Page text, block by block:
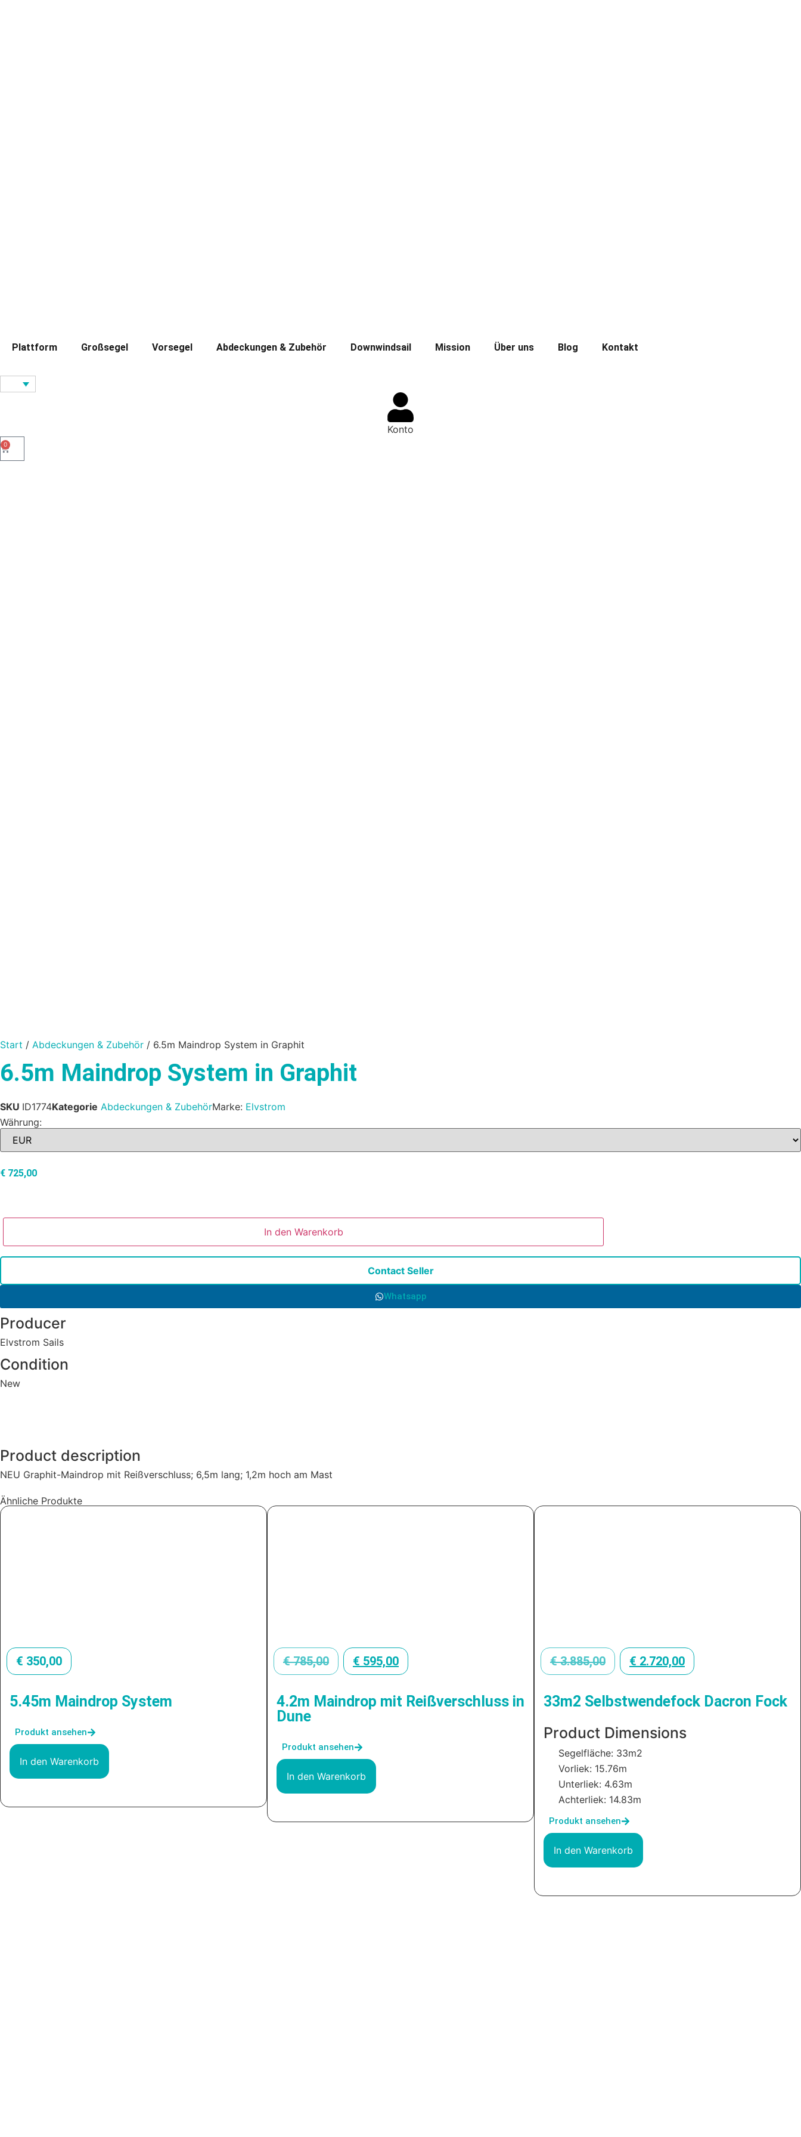
Plattform Großsegel Vorsegel Abdeckungen & Zubehör Downwindsail Mission Über uns Blog Kontakt
Konto
0
Start / Abdeckungen & Zubehör / 6.5m Maindrop System in Graphit
6.5m Maindrop System in Graphit
SKU ID1774Kategorie Abdeckungen & ZubehörMarke: Elvstrom
Währung:
€ 725,00
In den Warenkorb
Contact Seller
Whatsapp
Producer
Elvstrom Sails
Condition
New
Product description
NEU Graphit-Maindrop mit Reißverschluss; 6,5m lang; 1,2m hoch am Mast
Ähnliche Produkte
€ 350,00
5.45m Maindrop System
Produkt ansehen
In den Warenkorb
€785,00 € 595,00
4.2m Maindrop mit Reißverschluss in
Dune
Produkt ansehen
In den Warenkorb
€3.885,00 € 2.720,00
33m2 Selbstwendefock Dacron Fock
Product Dimensions
Segelfläche: 33m2
Vorliek: 15.76m
Unterliek: 4.63m
Achterliek: 14.83m
Produkt ansehen
In den Warenkorb